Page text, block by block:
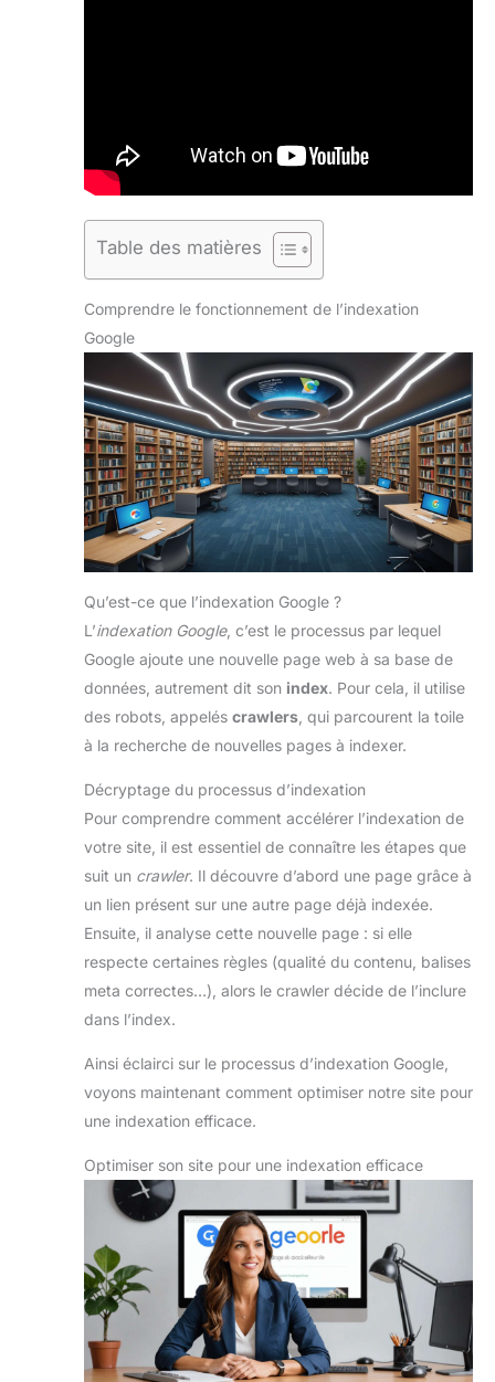
Table des matières
Comprendre le fonctionnement de l’indexation
Google
Qu’est-ce que l’indexation Google ?
L’indexation Google, c’est le processus par lequel
Google ajoute une nouvelle page web à sa base de
données, autrement dit son index. Pour cela, il utilise
des robots, appelés crawlers , qui parcourent la toile
à la recherche de nouvelles pages à indexer.
Décryptage du processus d’indexation
Pour comprendre comment accélérer l’indexation de
votre site, il est essentiel de connaître les étapes que
suit un crawler. Il découvre d’abord une page grâce à
un lien présent sur une autre page déjà indexée.
Ensuite, il analyse cette nouvelle page : si elle
respecte certaines règles (qualité du contenu, balises
meta correctes…), alors le crawler décide de l’inclure
dans l’index.
Ainsi éclairci sur le processus d’indexation Google,
voyons maintenant comment optimiser notre site pour
une indexation efficace.
Optimiser son site pour une indexation efficace